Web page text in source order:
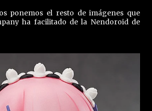
ponemos el resto de imágenes que
ha facilitado de la Nendoroid de